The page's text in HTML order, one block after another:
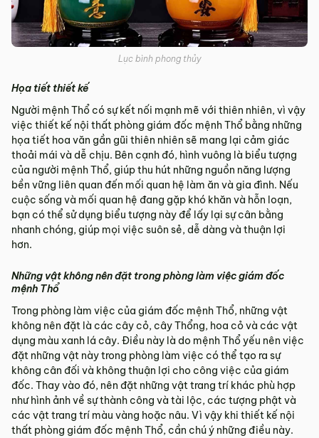
Lục bình phong thủy
Họa tiết thiết kế
Người mệnh Thổ có sự kết nối mạnh mẽ với thiên nhiên, vì vậy
việc thiết kế nội thất phòng giám đốc mệnh Thổ bằng những
họa tiết hoa văn gần gũi thiên nhiên sẽ mang lại cảm giác
thoải mái và dễ chịu. Bên cạnh đó, hình vuông là biểu tượng
của người mệnh Thổ, giúp thu hút những nguồn năng lượng
bền vững liên quan đến mối quan hệ làm ăn và gia đình. Nếu
cuộc sống và mối quan hệ đang gặp khó khăn và hỗn loạn,
bạn có thể sử dụng biểu tượng này để lấy lại sự cân bằng
nhanh chóng, giúp mọi việc suôn sẻ, dễ dàng và thuận lợi
hơn.
Những vật không nên đặt trong phòng làm việc giám đốc
mệnh Thổ
Trong phòng làm việc của giám đốc mệnh Thổ, những vật
không nên đặt là các cây cỏ, cây Thổng, hoa cỏ và các vật
dụng màu xanh lá cây. Điều này là do mệnh Thổ yếu nên việc
đặt những vật này trong phòng làm việc có thể tạo ra sự
không cân đối và không thuận lợi cho công việc của giám
đốc. Thay vào đó, nên đặt những vật trang trí khác phù hợp
như hình ảnh về sự thành công và tài lộc, các tượng phật và
các vật trang trí màu vàng hoặc nâu. Vì vậy khi thiết kế nội
thất phòng giám đốc mệnh Thổ, cần chú ý những điều này.